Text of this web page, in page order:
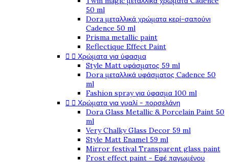
50 ml
Dora μεταλλικά χρώματα κερί-σαπούνι
Cadence 50 ml
Prisma metallic paint
Reflectique Effect Paint
  Χρώματα για ύφασμα
Style Matt υφάσματος 59 ml
Dora μεταλλικά υφάσματος Cadence 50
ml
Fashion spray για ύφασμα 100 ml
  Χρώματα για γυαλί - πορσελάνη
Dora Glass Metallic & Porcelain Paint 50
ml
Very Chalky Glass Decor 59 ml
Style Matt Enamel 59 ml
Mirror festival Transparent glass paint
Frost effect paint - Εφέ παγωμένου